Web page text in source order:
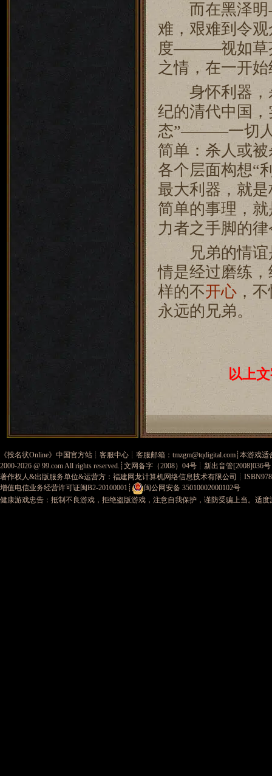
而在黑泽明
难，艰难到令
度———视如草
之情，在一开
身怀利器，杀
纪的清代中国
态”———一切人
简单：杀人或
各个层面构想“
最大利器，就
简单的事理，
力者之手脚的
兄弟的情谊
情是经过磨练
样的不开心 ，
永远的兄弟。
以上
《投名状Online》中国官方站┊ 客服中心 ┊客服邮箱： tmzgm@tqdigital.com ┊本游戏适
2000-2026 @ 99.comAll rights reserved.┊ 文网备字（2008）04号 ┊新出音管[2008]036
著作权人&出版服务单位&运营方：福建网龙计算机网络信息技术有限公司
增值电信业务经营许可证闽B2-20100001 ┊
闽公网安备 35010002000102号
健康游戏忠告：抵制不良游戏，拒绝盗版游戏，注意自我保护，谨防受骗上当。适